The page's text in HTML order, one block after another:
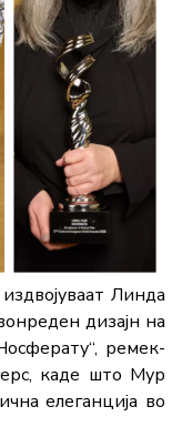
Линда
дизајн на
ремек-
каде што Мур
елеганција во